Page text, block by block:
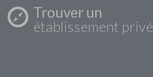
Trouver un
établissement privé